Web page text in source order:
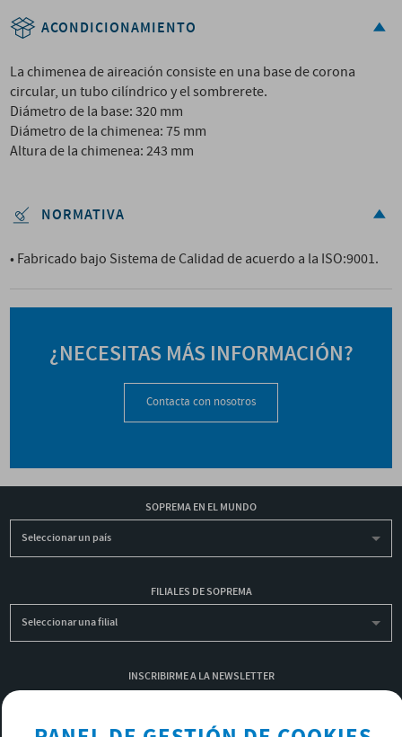
ACONDICIONAMIENTO
La chimenea de aireación consiste en una base de corona
circular, un tubo cilíndrico y el sombrerete.
Diámetro de la base: 320 mm
Diámetro de la chimenea: 75 mm
Altura de la chimenea: 243 mm
NORMATIVA
• Fabricado bajo Sistema de Calidad de acuerdo a la ISO:9001.
¿NECESITAS MÁS INFORMACIÓN?
Contacta con nosotros
SOPREMA EN EL MUNDO
Seleccionar un país
FILIALES DE SOPREMA
Seleccionar una filial
INSCRIBIRME A LA NEWSLETTER